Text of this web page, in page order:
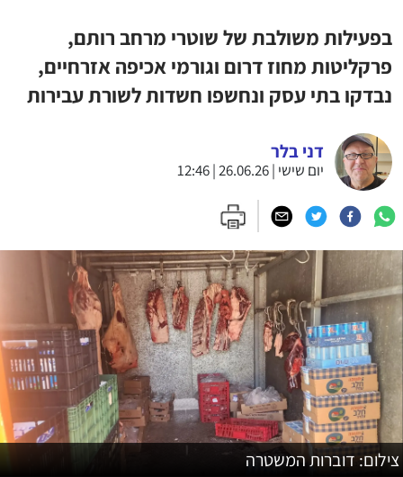
בפעילות משולבת של שוטרי מרחב רותם,
פרקליטות מחוז דרום וגורמי אכיפה אזרחיים,
נבדקו בתי עסק ונחשפו חשדות לשורת עבירות
דני בלר
יום שישי | 26.06.26 | 12:46
צילום: דוברות המשטרה